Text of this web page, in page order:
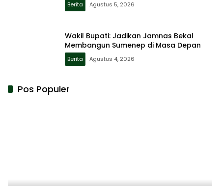
Berita Agustus 5, 2026
Wakil Bupati: Jadikan Jamnas Bekal
Membangun Sumenep di Masa Depan
Berita Agustus 4, 2026
Pos Populer